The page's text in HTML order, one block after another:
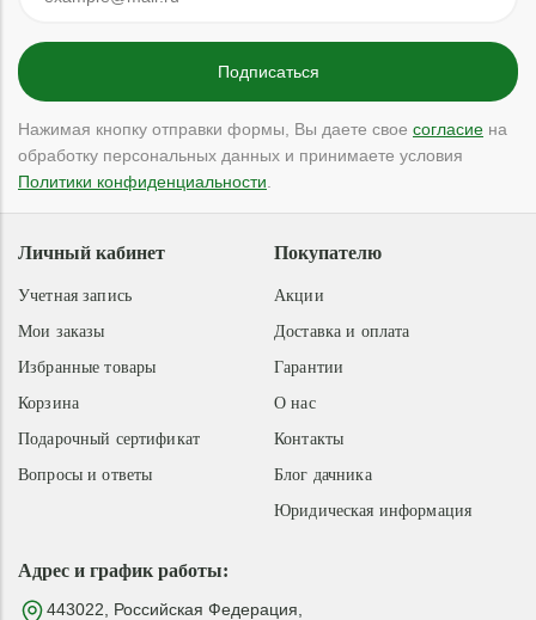
Нажимая кнопку отправки формы, Вы даете свое согласие на
обработку персональных данных и принимаете условия
Политики конфиденциальности
Адрес и график работы:
443022, Российская Федерация,
Покупателю
Акции
Доставка и оплата
Гарантии
О нас
Контакты
Блог дачника
Юридическая информация
Личный кабинет
Учетная запись
Мои заказы
Избранные товары
Корзина
Подарочный сертификат
Вопросы и ответы